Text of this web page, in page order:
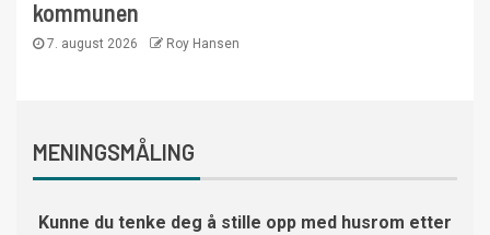
kommunen
7. august 2026 Roy Hansen
MENINGSMÅLING
Kunne du tenke deg å stille opp med husrom etter